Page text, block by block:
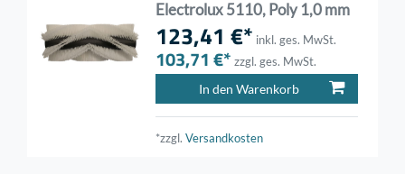
Electrolux 5110, Poly 1,0 mm
123,41 €* inkl. ges. MwSt.
103,71 €* zzgl. ges. MwSt.
In den Warenkorb
*zzgl.Versandkosten